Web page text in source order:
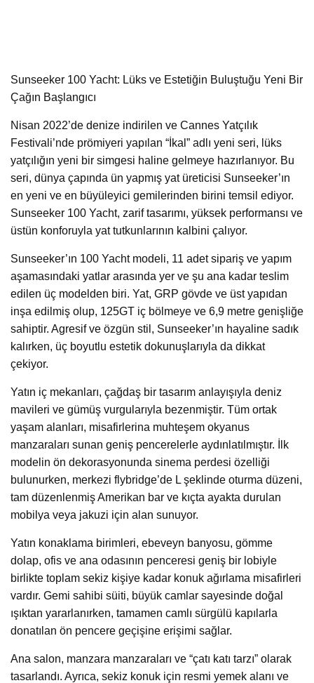
Sunseeker 100 Yacht: Lüks ve Estetiğin Buluştuğu Yeni Bir
Çağın Başlangıcı
Nisan 2022’de denize indirilen ve Cannes Yatçılık
Festivali’nde prömiyeri yapılan “İkal” adlı yeni seri, lüks
yatçılığın yeni bir simgesi haline gelmeye hazırlanıyor. Bu
seri, dünya çapında ün yapmış yat üreticisi Sunseeker’ın
en yeni ve en büyüleyici gemilerinden birini temsil ediyor.
Sunseeker 100 Yacht, zarif tasarımı, yüksek performansı ve
üstün konforuyla yat tutkunlarının kalbini çalıyor.
Sunseeker’ın 100 Yacht modeli, 11 adet sipariş ve yapım
aşamasındaki yatlar arasında yer ve şu ana kadar teslim
edilen üç modelden biri. Yat, GRP gövde ve üst yapıdan
inşa edilmiş olup, 125GT iç bölmeye ve 6,9 ​​metre genişliğe
sahiptir. Agresif ve özgün stil, Sunseeker’ın hayaline sadık
kalırken, üç boyutlu estetik dokunuşlarıyla da dikkat
çekiyor.
Yatın iç mekanları, çağdaş bir tasarım anlayışıyla deniz
mavileri ve gümüş vurgularıyla bezenmiştir. Tüm ortak
yaşam alanları, misafirlerina muhteşem okyanus
manzaraları sunan geniş pencerelerle aydınlatılmıştır. İlk
modelin ön dekorasyonunda sinema perdesi özelliği
bulunurken, merkezi flybridge’de L şeklinde oturma düzeni,
tam düzenlenmiş Amerikan bar ve kıçta ayakta durulan
mobilya veya jakuzi için alan sunuyor.
Yatın konaklama birimleri, ebeveyn banyosu, gömme
dolap, ofis ve ana odasının penceresi geniş bir lobiyle
birlikte toplam sekiz kişiye kadar konuk ağırlama misafirleri
vardır. Gemi sahibi süiti, büyük camlar sayesinde doğal
ışıktan yararlanırken, tamamen camlı sürgülü kapılarla
donatılan ön pencere geçişine erişimi sağlar.
Ana salon, manzara manzaraları ve “çatı katı tarzı” olarak
tasarlandı. Ayrıca, sekiz konuk için resmi yemek alanı ve